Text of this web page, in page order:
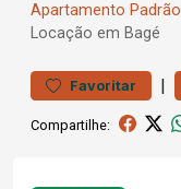
Apartamento Padrão
Locação em Bagé
Favoritar |
Compartilhe: